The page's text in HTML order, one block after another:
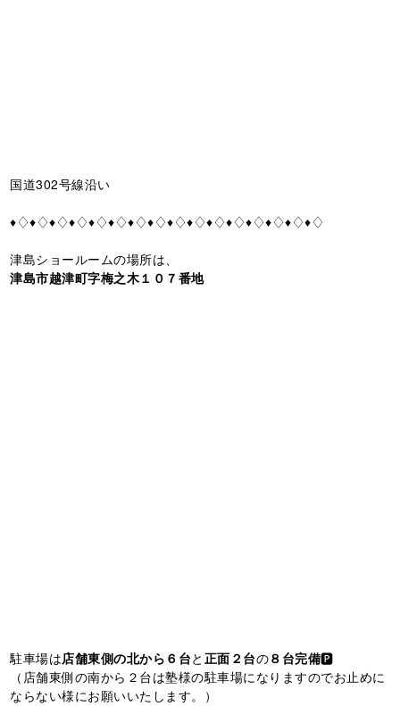
国道302号線沿い
♦♢♦♢♦♢♦♢♦♢♦♢♦♢♦♢♦♢♦♢♦♢♦♢♦♢♦♢♦♢♦♢
津島ショールームの場所は、
津島市越津町字梅之木１０７番地
駐車場は店舗東側の北から６台と 正面２台の８台完備🅿️
（店舗東側の南から２台は塾様の駐車場になりますのでお止めに
ならない様にお願いいたします。）